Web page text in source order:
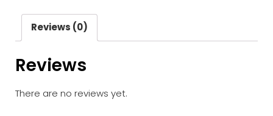
Edge
(G925F)
OR
Avec
Reviews (0)
Reviews
There are no reviews yet.